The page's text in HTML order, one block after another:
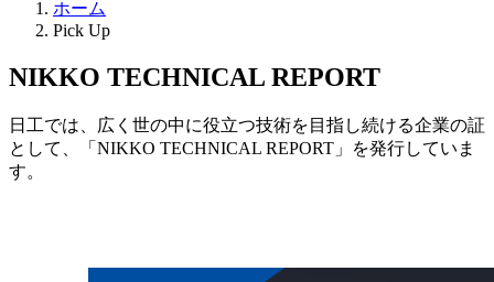
ホーム
Pick Up
NIKKO TECHNICAL REPORT
日工では、広く世の中に役立つ技術を目指し続ける企業の証
として、「NIKKO TECHNICAL REPORT」を発行していま
す。